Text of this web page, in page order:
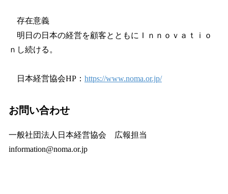
存在意義
明日の日本の経営を顧客とともにＩｎｎｏｖａｔｉｏ
ｎし続ける。
日本経営協会HP： https://www.noma.or.jp/
お問い合わせ
一般社団法人日本経営協会 広報担当
information@noma.or.jp